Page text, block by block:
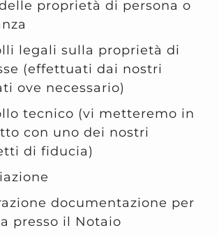
proprietà di persona o
legali sulla proprietà di
(effettuati dai nostri
ove necessario)
tecnico (vi metteremo in
con uno dei nostri
di fiducia)
documentazione per
presso il Notaio